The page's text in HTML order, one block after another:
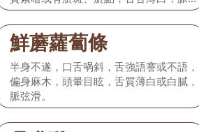
細或細澀。
鮮蘑蘿蔔條
半身不遂，口舌㖞斜，舌強語謇或不語，
偏身麻木，頭暈目眩，舌質薄白或白膩，
脈弦滑。